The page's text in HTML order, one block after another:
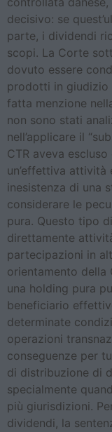
decisivo: se
parte, i dividendi
scopi. La Corte
dovuto essere
prodotti in giudizio
fatta menzione
non sono stati
nell’applicare il
CTR aveva
un’effettiva attività
inesistenza di una
considerare le
pura. Questo tipo
direttamente
partecipazioni in
orientamento della
una holding pura
beneficiario
determinate
operazioni
conseguenze per
di distribuzione di
specialmente
più giurisdizioni.
dividendi, la